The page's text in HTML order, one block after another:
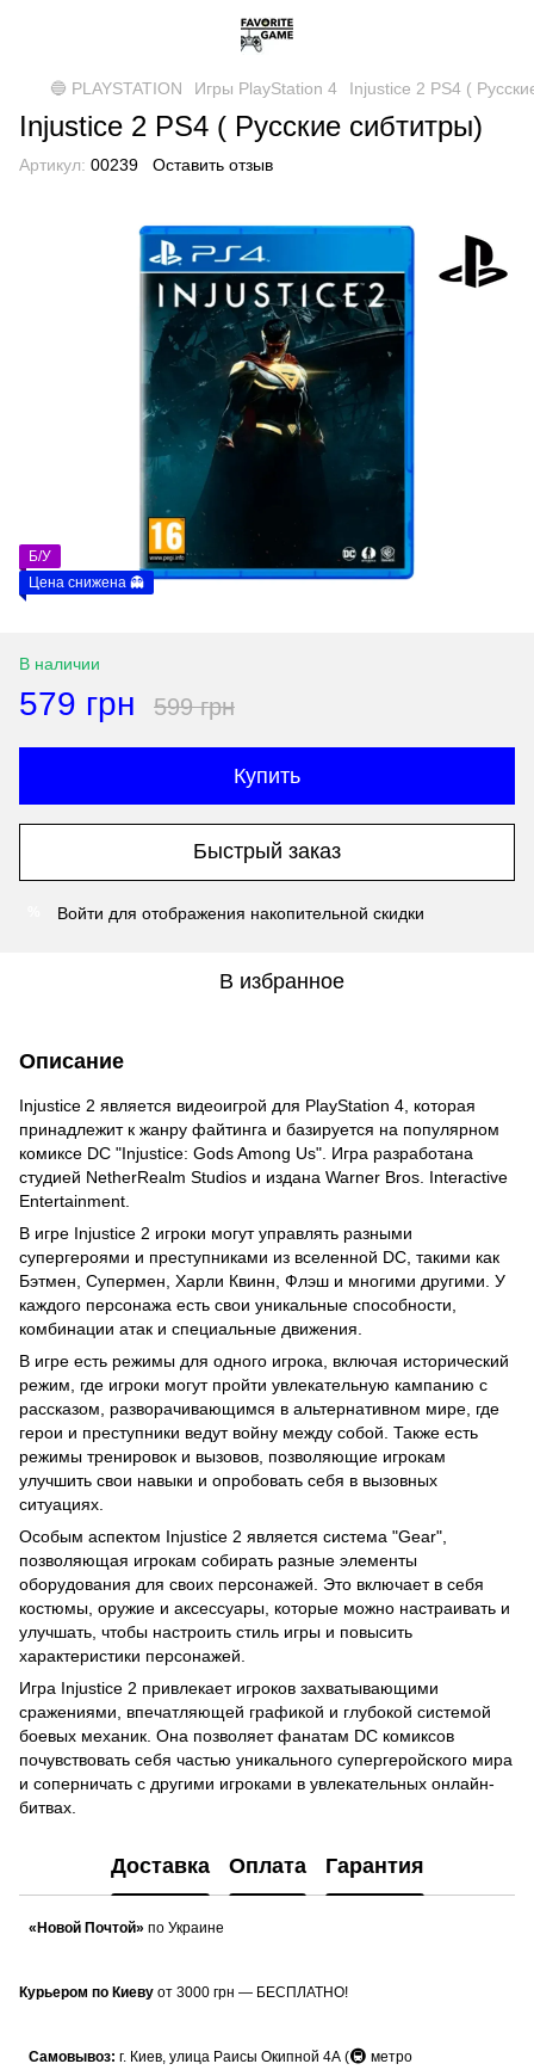
🔵 PLAYSTATION Игры PlayStation 4 Injustice 2 PS4 (
Injustice 2 PS4 ( Русские сибтитры)
Артикул: 00239 Оставить отзыв
Б/У
Цена снижена 👻
В наличии
579 грн 599 грн
Купить
Быстрый заказ
Войти для отображения накопительной скидки
В избранное
Описание
Injustice 2 является видеоигрой для PlayStation 4, которая
принадлежит к жанру файтинга и базируется на популярном
комиксе DC "Injustice: Gods Among Us". Игра разработана
студией NetherRealm Studios и издана Warner Bros. Interactive
Entertainment.
В игре Injustice 2 игроки могут управлять разными
супергероями и преступниками из вселенной DC, такими как
Бэтмен, Супермен, Харли Квинн, Флэш и многими другими. У
каждого персонажа есть свои уникальные способности,
комбинации атак и специальные движения.
В игре есть режимы для одного игрока, включая исторический
режим, где игроки могут пройти увлекательную кампанию с
рассказом, разворачивающимся в альтернативном мире, где
герои и преступники ведут войну между собой. Также есть
режимы тренировок и вызовов, позволяющие игрокам
улучшить свои навыки и опробовать себя в вызовных
ситуациях.
Особым аспектом Injustice 2 является система "Gear",
позволяющая игрокам собирать разные элементы
оборудования для своих персонажей. Это включает в себя
костюмы, оружие и аксессуары, которые можно настраивать и
улучшать, чтобы настроить стиль игры и повысить
характеристики персонажей.
Игра Injustice 2 привлекает игроков захватывающими
сражениями, впечатляющей графикой и глубокой системой
боевых механик. Она позволяет фанатам DC комиксов
почувствовать себя частью уникального супергеройского мира
и соперничать с другими игроками в увлекательных онлайн-
битвах.
Доставка Оплата Гарантия
«Новой Почтой» по Украине
Курьером по Киеву от 3000 грн — БЕСПЛАТНО!
Самовывоз: г. Киев, улица Раисы Окипной 4А (🚇 метро